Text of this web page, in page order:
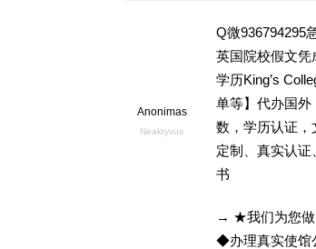
Anonimas
Neaktyvus
Q微936794295
英国院校假文凭
学历King’s
单等】代办国外
数，学历认证，
定制、真实认
书
→ ★我们为您做
◆办理真实使馆